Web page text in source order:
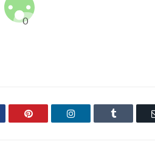
Pinterest LinkedIn Tumblr